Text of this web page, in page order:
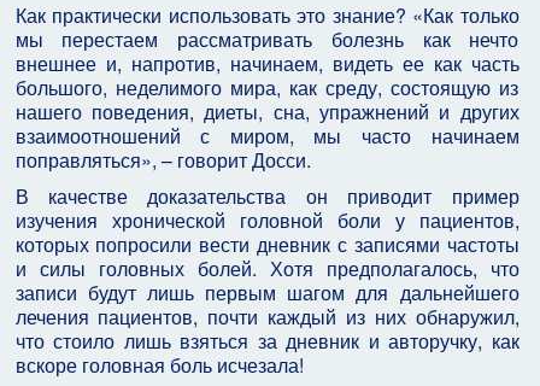
Как практически использовать это знание? «Как только
мы перестаем рассматривать болезнь как нечто
внешнее и, напротив, начинаем, видеть ее как часть
большого, неделимого мира, как среду, состоящую из
нашего поведения, диеты, сна, упражнений и других
взаимоотношений с миром, мы часто начинаем
поправляться», – говорит Досси.
В качестве доказательства он приводит пример
изучения хронической головной боли у пациентов,
которых попросили вести дневник с записями частоты
и силы головных болей. Хотя предполагалось, что
записи будут лишь первым шагом для дальнейшего
лечения пациентов, почти каждый из них обнаружил,
что стоило лишь взяться за дневник и авторучку, как
вскоре головная боль исчезала!